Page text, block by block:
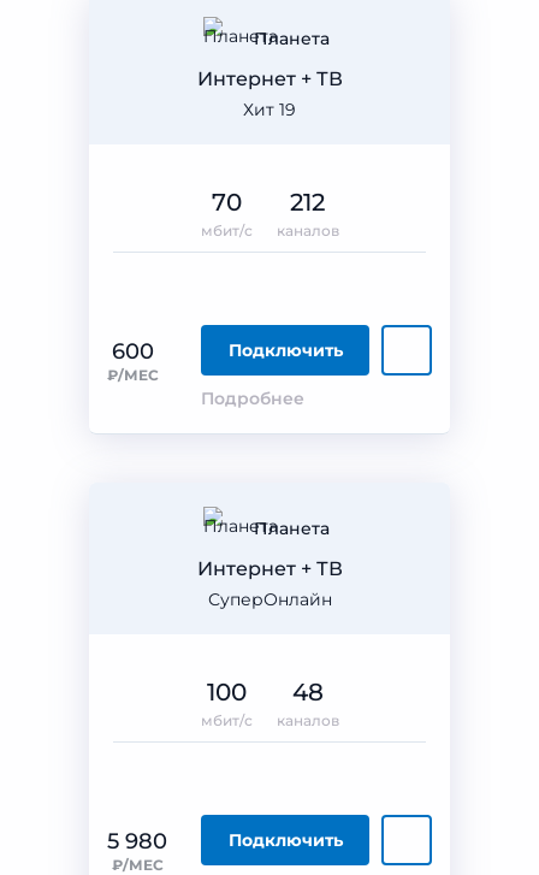
Планета
Хит 19
Интернет + ТВ
600
₽/МЕС
Подключить
Подробнее
70
мбит/с
212
каналов
Планета
СуперОнлайн
Интернет + ТВ
5 980
₽/МЕС
Подключить
100
мбит/с
48
каналов